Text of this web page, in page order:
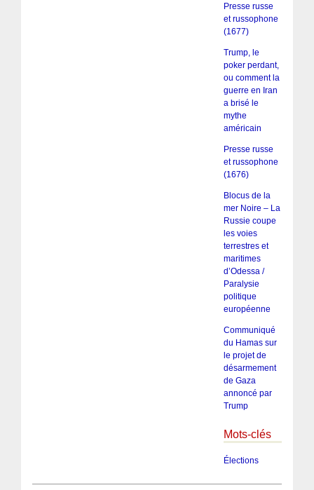
Presse russe
et russophone
(1677)
Trump, le
poker perdant,
ou comment la
guerre en Iran
a brisé le
mythe
américain
Presse russe
et russophone
(1676)
Blocus de la
mer Noire – La
Russie coupe
les voies
terrestres et
maritimes
d’Odessa /
Paralysie
politique
européenne
Communiqué
du Hamas sur
le projet de
désarmement
de Gaza
annoncé par
Trump
Mots-clés
Élections